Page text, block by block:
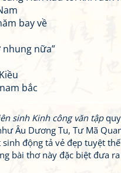
bay về
nhung nữa”
bắc
sinh Kinh công văn tập
Âu Dương Tu, Tư Mã
động tả vẻ đẹp tuyệt
bài thơ này đặc biệt đưa